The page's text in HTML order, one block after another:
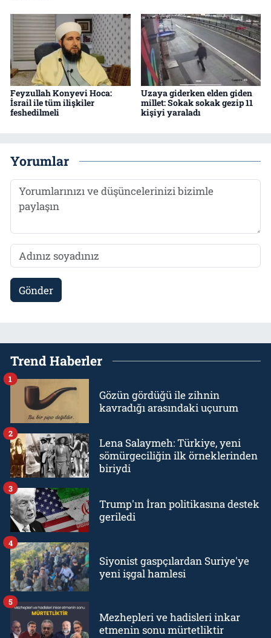
Feyzullah Konyevi Hoca:
İsrail ile tüm ilişkiler
feshedilmeli
Uzaya giderken elden giden
millet: Sokak sokak gezip 11
kişiyi yaraladı
Yorumlar
Gönder
Trend Haberler
Gözün gördüğü ile zihnin
kavradığı arasındaki uçurum
1
Lena Salaymeh: Türkiye, yeni
sömürgeciliğin ilk örneklerinden
biriydi
2
Trump'ın İran politikasına destek
geriledi
3
Siyonist gaspçılardan Suriye'ye
yeni işgal hamlesi
4
Mezhepleri ve hadisleri inkar
etmenin sonu mürtetliktir
5